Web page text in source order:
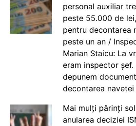
personal auxiliar
peste 55.000 de
pentru decontarea
peste un an /
Marian Staicu: La
eram inspector
depunem
decontarea navetei
Mai mulți părinți
anularea deciziei